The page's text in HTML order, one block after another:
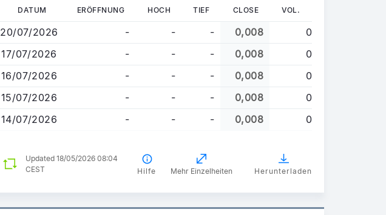
Direkt
Inhalt
DATUM ERÖFFNUNG HOCH TIEF CLOSE VOL.
20/07/2026 - - - 0,008
0
17/07/2026
- - - 0,008
0
16/07/2026
- - - 0,008
0
15/07/2026
- - - 0,008
0
14/07/2026
- - - 0,008 0
Updated 18/05/2026 08:04
CEST
Hilfe Mehr Einzelheiten Herunterladen